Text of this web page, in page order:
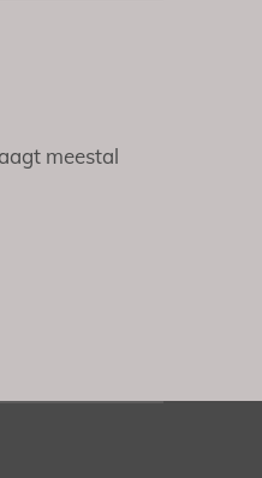
meestal